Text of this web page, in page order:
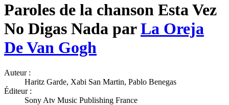
Paroles de la chanson Esta Vez
No Digas Nada parLa Oreja
De Van Gogh
Auteur :
Haritz Garde, Xabi San Martin, Pablo Benegas
Éditeur :
Sony Atv Music Publishing France